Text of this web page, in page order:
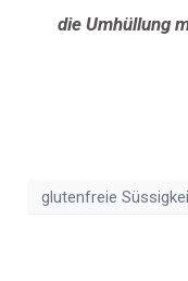
die Umhüllung
glutenfreie